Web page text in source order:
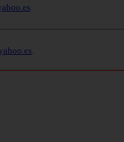
.
.